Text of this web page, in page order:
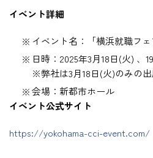
イベント詳細
イベント名：「横浜就職フェ
日時：2025年3月18日(火) 、
※弊社は3月18日(火)のみの出
会場：新都市ホール
イベント公式サイト
https://yokohama-cci-event.com/